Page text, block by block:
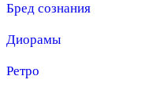
Бред сознания
Диорамы
Ретро